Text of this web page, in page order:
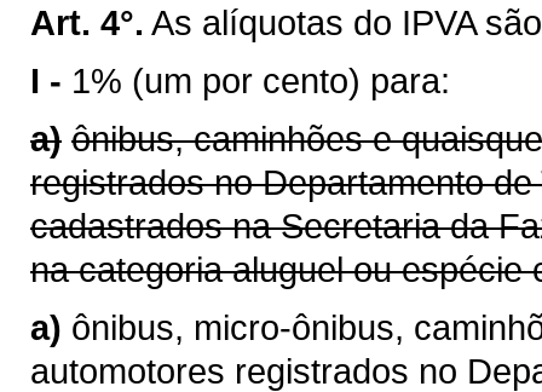
Art. 4°. As alíquotas do IPVA
I - 1% (um por cento) para:
a) ônibus, caminhões e
registrados no Departamento
cadastrados na Secretaria da
na categoria aluguel ou espécie
a) ônibus, micro-ônibus,
automotores registrados no